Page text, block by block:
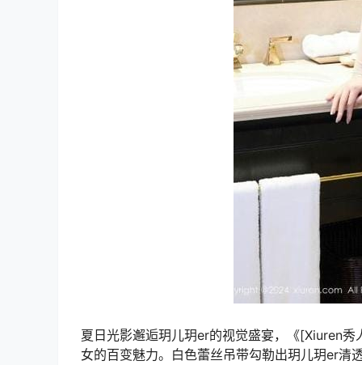
夏日光影邂逅玥儿玥er的视觉盛宴，《[Xiuren
女的百变魅力。白色蕾丝吊带勾勒出玥儿玥er清